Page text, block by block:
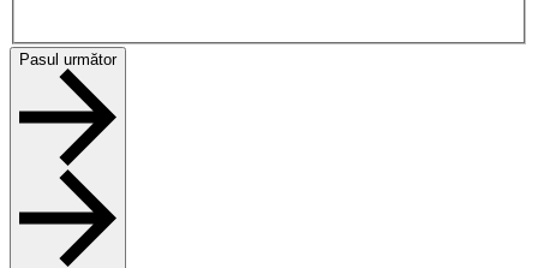
Pasul următor